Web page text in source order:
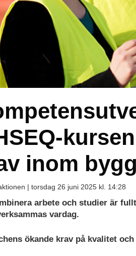
inom
| torsdag 26 juni 2025 kl. 14:28
arbete och studier är
vardag.
ökande krav på kvalitet